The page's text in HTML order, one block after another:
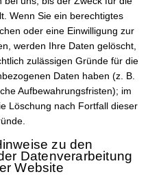
Wenn Sie ein berechtigtes
oder eine Einwilligung zur
werden Ihre Daten gelöscht,
zulässigen Gründe für die
Daten haben (z. B.
Aufbewahrungsfristen); im
Löschung nach Fortfall dieser
zu den
Datenverarbeitung
Website